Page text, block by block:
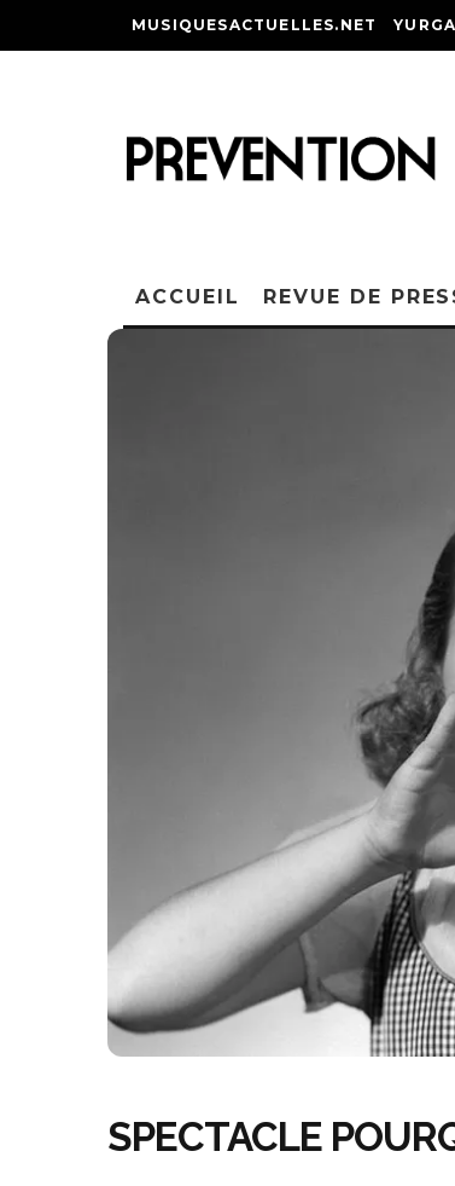
MUSIQUESACTUELLES.NET YURGA
ACCUEIL REVUE DE
SPECTACLE